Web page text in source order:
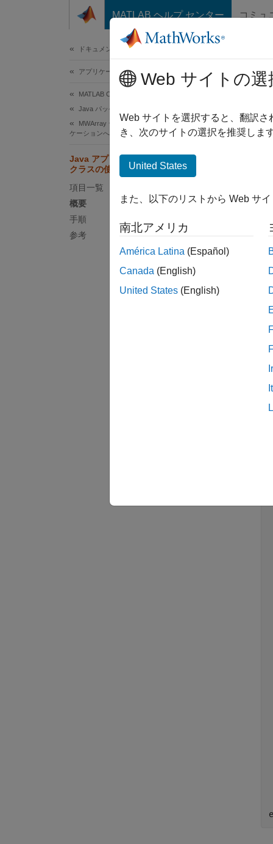
コンテンツへスキップ
MATLAB ヘルプ センター コミュ
ドキュメンテーションのホーム
アプリケーションのデプロイ
MATLAB Compiler SDK
Java パッケージの統合
MWArray データ API を使用した Java アプリ
ケーションへのデプロイ
Java アプリケーションでの MATLAB
クラスの使用
項目一覧
概要
手順
参考
概要
この例
Web サイトの選
Web サイトを選択すると、翻訳
き、次のサイトの選択を推奨しま
United States
また、以下のリストから Web サ
南北アメリカ
América Latina (Español)
Canada (English)
United States (English)